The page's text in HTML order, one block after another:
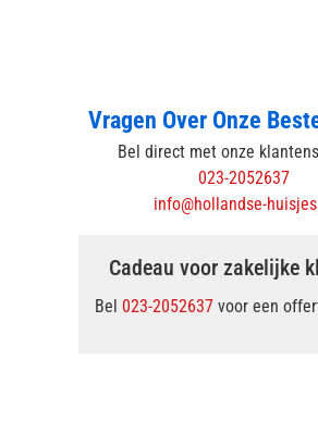
Vragen Over Onze
Bel direct met onze
023-2052637
info@hollandse-
Cadeau voor zakelijke
Bel 023-2052637 voor een